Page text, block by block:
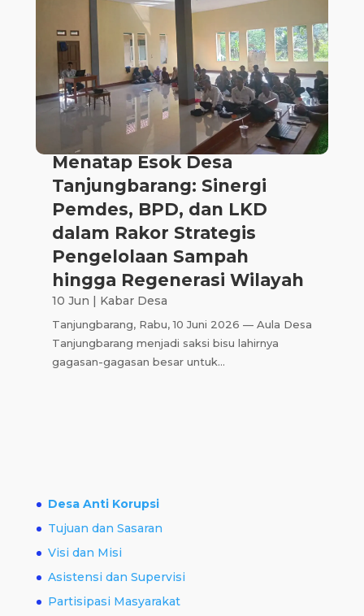
Menatap Esok Desa
Tanjungbarang: Sinergi
Pemdes, BPD, dan LKD
dalam Rakor Strategis
Pengelolaan Sampah
hingga Regenerasi Wilayah
10 Jun | Kabar Desa
Tanjungbarang, Rabu, 10 Juni 2026 — Aula Desa
Tanjungbarang menjadi saksi bisu lahirnya
gagasan-gagasan besar untuk...
Desa Anti Korupsi
Tujuan dan Sasaran
Visi dan Misi
Asistensi dan Supervisi
Partisipasi Masyarakat